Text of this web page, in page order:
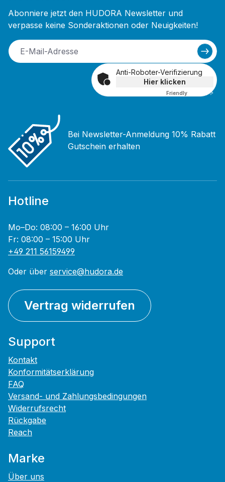
Abonniere jetzt den HUDORA Newsletter und
verpasse keine Sonderaktionen oder Neuigkeiten!
Anti-Roboter-Verifizierung
Hier klicken
Friendly Captcha ⇗
Bei Newsletter-Anmeldung 10% Rabatt
Gutschein erhalten
Hotline
Mo–Do: 08:00 – 16:00 Uhr
Fr: 08:00 – 15:00 Uhr
+49 211 56159499
Oder über service@hudora.de
Vertrag widerrufen
Support
Kontakt
Konformitätserklärung
FAQ
Versand- und Zahlungsbedingungen
Widerrufsrecht
Rückgabe
Reach
Marke
Über uns